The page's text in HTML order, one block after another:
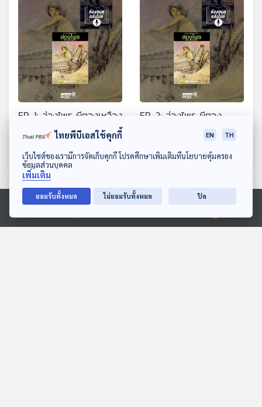
ดาวน์โหลด Thai PBS Podcast Application
Ⓒ 2020 องค์การกระจายเสียงและแพร่ภาพสาธารณะแห่งประเทศไทย
EP. 1: ล่องไพร ผีตองเหลือง
คนสุดท้าย
EP. 2: ล่องไพร ผีตอง
ตอนที่เกี่ยวข้อง
ไทยพีบีเอสใช้คุกกี้ EN TH
เว็บไซต์ของเรามีการจัดเก็บคุกกี้ โปรดศึกษาเพิ่มเติมที่นโยบายคุ้มครอง
ข้อมูลส่วนบุคคล
เพิ่มเติม
ยอมรับทั้งหมด ไม่ยอมรับทั้งหมด ปิด